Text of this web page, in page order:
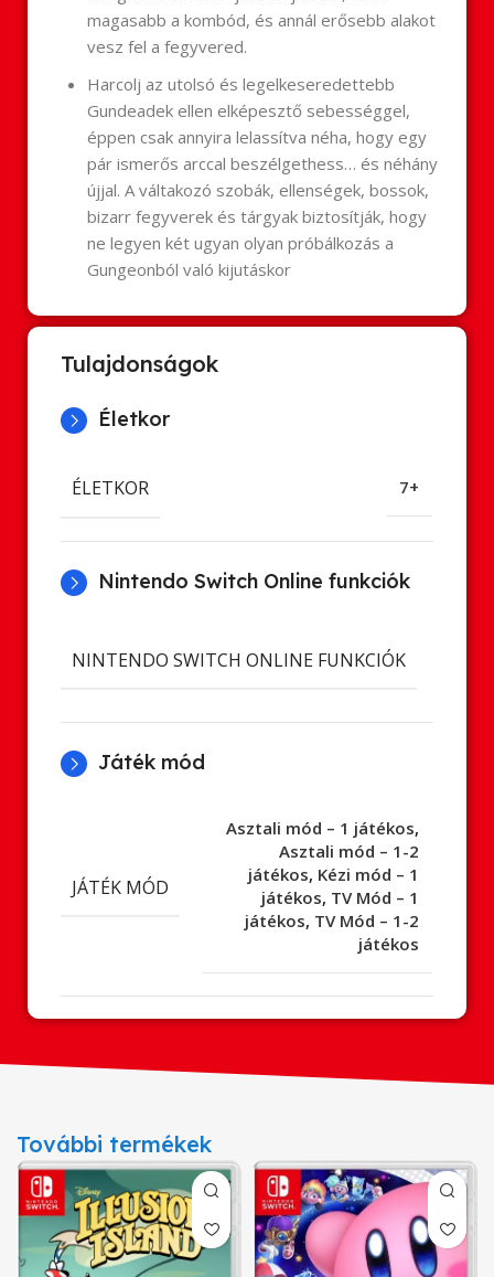
magasabb a kombód, és annál erősebb alakot
vesz fel a fegyvered.
Harcolj az utolsó és legelkeseredettebb
Gundeadek ellen elképesztő sebességgel,
éppen csak annyira lelassítva néha, hogy egy
pár ismerős arccal beszélgethess… és néhány
újjal. A váltakozó szobák, ellenségek, bossok,
bizarr fegyverek és tárgyak biztosítják, hogy
ne legyen két ugyan olyan próbálkozás a
Gungeonból való kijutáskor
Tulajdonságok
Életkor
ÉLETKOR 7+
Nintendo Switch Online funkciók
NINTENDO SWITCH ONLINE FUNKCIÓK
Játék mód
JÁTÉK MÓD
Asztali mód – 1 játékos,
Asztali mód – 1-2
játékos, Kézi mód – 1
játékos, TV Mód – 1
játékos, TV Mód – 1-2
játékos
További termékek